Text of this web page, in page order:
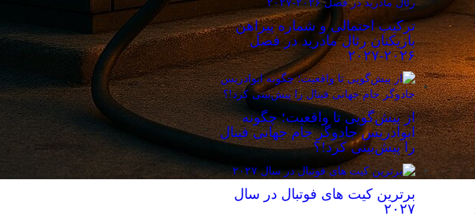
ترکیب احتمالی و شماره پیراهن
بازیکنان رئال مادرید در فصل
۲۰۲۶-۲۰۲۷
از پیش‌گویی تا واقعیت؛ چگونه
ابوادریس جادوگر جام جهانی فینال
را پیش‌بینی کرد!؟
برترین کیت های فوتبال در سال
۲۰۲۷